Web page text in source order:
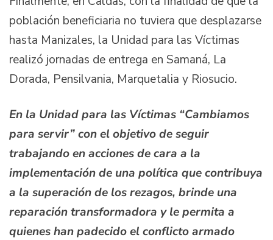
población beneficiaria no tuviera que desplazarse
hasta Manizales, la Unidad para las Víctimas
realizó jornadas de entrega en Samaná, La
Dorada, Pensilvania, Marquetalia y Riosucio.
En la Unidad para las Víctimas “Cambiamos
para servir” con el objetivo de seguir
trabajando en acciones de cara a la
implementación de una política que contribuya
a la superación de los rezagos, brinde una
reparación transformadora y le permita a
quienes han padecido el conflicto armado